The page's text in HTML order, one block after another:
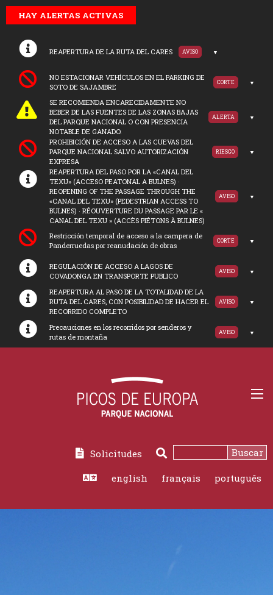
HAY ALERTAS ACTIVAS
REAPERTURA DE LA RUTA DEL CARES AVISO
NO ESTACIONAR VEHÍCULOS EN EL PARKING DE
SOTO DE SAJAMBRE
CORTE
SE RECOMIENDA ENCARECIDAMENTE NO
BEBER DE LAS FUENTES DE LAS ZONAS BAJAS
DEL PARQUE NACIONAL O CON PRESENCIA
NOTABLE DE GANADO.
ALERTA
PROHIBICIÓN DE ACCESO A LAS CUEVAS DEL
PARQUE NACIONAL SALVO AUTORIZACIÓN
EXPRESA
RIESGO
REAPERTURA DEL PASO POR LA «CANAL DEL
TEXU» (ACCESO PEATONAL A BULNES) ·
REOPENING OF THE PASSAGE THROUGH THE
«CANAL DEL TEXU» (PEDESTRIAN ACCESS TO
BULNES) · RÉOUVERTURE DU PASSAGE PAR LE «
CANAL DEL TEXU » (ACCÈS PIÉTONS À BULNES)
AVISO
Restricción temporal de acceso a la campera de
Panderruedas por reanudación de obras
CORTE
REGULACIÓN DE ACCESO A LAGOS DE
COVADONGA EN TRANSPORTE PUBLICO
AVISO
REAPERTURA AL PASO DE LA TOTALIDAD DE LA
RUTA DEL CARES, CON POSIBILIDAD DE HACER EL
RECORRIDO COMPLETO
AVISO
Precauciones en los recorridos por senderos y
rutas de montaña
AVISO
Solicitudes Buscar
english français português